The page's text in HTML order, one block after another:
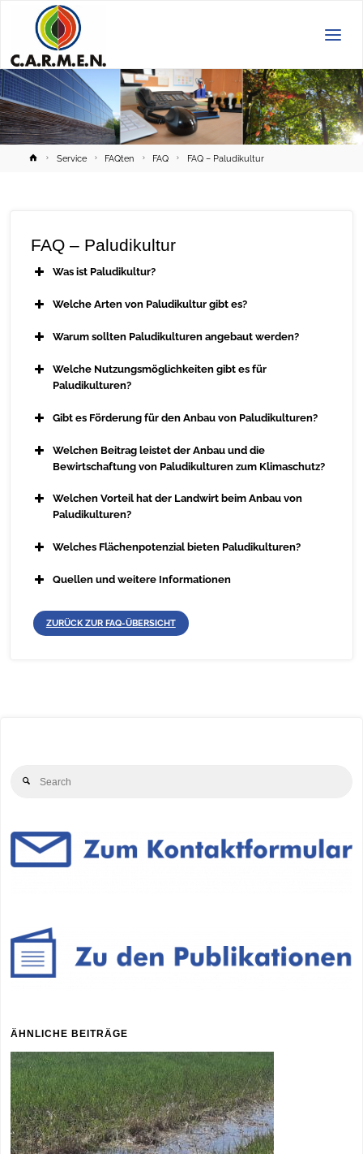
HomeService FAQten FAQ FAQ – Paludikultur
FAQ – Paludikultur
Was ist Paludikultur?
Welche Arten von Paludikultur gibt es?
Warum sollten Paludikulturen angebaut werden?
Welche Nutzungsmöglichkeiten gibt es für
Paludikulturen?
Gibt es Förderung für den Anbau von Paludikulturen?
Welchen Beitrag leistet der Anbau und die
Bewirtschaftung von Paludikulturen zum Klimaschutz?
Welchen Vorteil hat der Landwirt beim Anbau von
Paludikulturen?
Welches Flächenpotenzial bieten Paludikulturen?
Quellen und weitere Informationen
ZURÜCK ZUR FAQ-ÜBERSICHT
Search
ÄHNLICHE BEITRÄGE